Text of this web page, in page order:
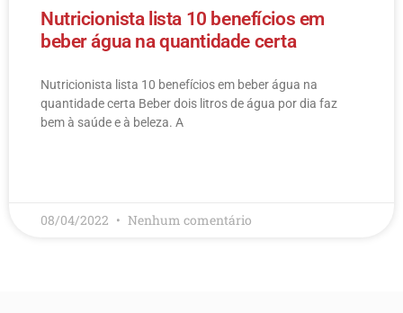
Nutricionista lista 10 benefícios em
beber água na quantidade certa
Nutricionista lista 10 benefícios em beber água na
quantidade certa Beber dois litros de água por dia faz
bem à saúde e à beleza. A
08/04/2022 Nenhum comentário